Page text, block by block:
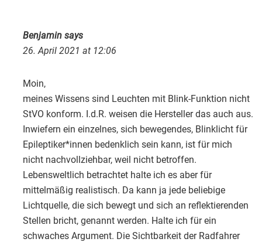
Benjamin says
26. April 2021 at 12:06
Moin,
meines Wissens sind Leuchten mit Blink-Funktion nicht
StVO konform. I.d.R. weisen die Hersteller das auch aus.
Inwiefern ein einzelnes, sich bewegendes, Blinklicht für
Epileptiker*innen bedenklich sein kann, ist für mich
nicht nachvollziehbar, weil nicht betroffen.
Lebensweltlich betrachtet halte ich es aber für
mittelmäßig realistisch. Da kann ja jede beliebige
Lichtquelle, die sich bewegt und sich an reflektierenden
Stellen bricht, genannt werden. Halte ich für ein
schwaches Argument. Die Sichtbarkeit der Radfahrer